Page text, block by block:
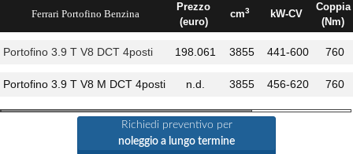
Ferrari Portofino Benzina
Prezzo
(euro)
cm3 kW-CV
Coppia
(Nm)
Portofino 3.9 T V8 DCT 4posti 198.061 3855 441-600 760
Portofino 3.9 T V8 M DCT 4posti n.d. 3855 456-620 760
Richiedi preventivo per
noleggio a lungo termine